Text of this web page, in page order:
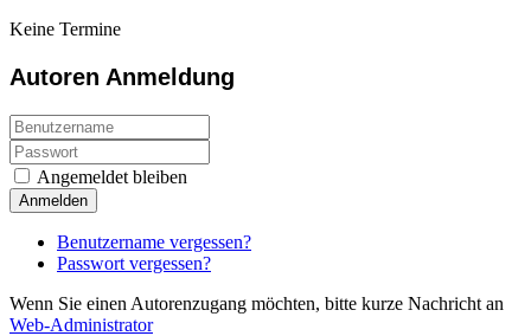
Keine Termine
Autoren Anmeldung
Angemeldet bleiben
Anmelden
Benutzername vergessen?
Passwort vergessen?
Wenn Sie einen Autorenzugang möchten, bitte kurze Nachricht an
Web-Administrator